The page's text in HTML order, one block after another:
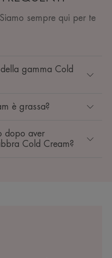
sempre qui per te
gamma Cold
è grassa?
dopo aver
Cold Cream?